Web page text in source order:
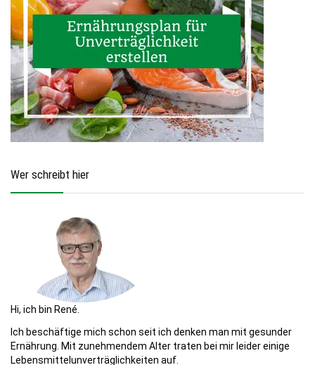
Wer schreibt hier
Hi, ich bin René.
Ich beschäftige mich schon seit ich denken man mit gesunder
Ernährung. Mit zunehmendem Alter traten bei mir leider einige
Lebensmittelunverträglichkeiten auf.